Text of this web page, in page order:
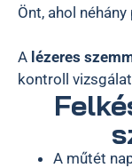
Önt, ahol
A lézeres
kontroll
A műtét